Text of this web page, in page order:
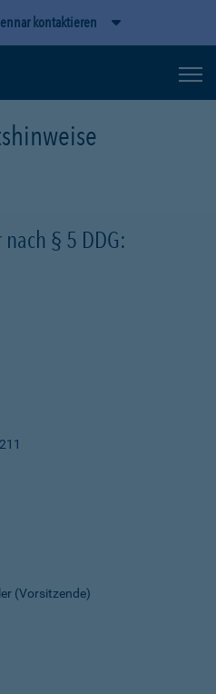
kontaktieren
§ 5 DDG:
(Vorsitzende)